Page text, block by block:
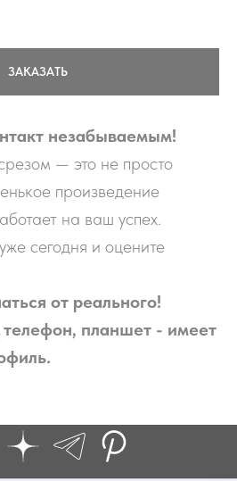
ЗАКАЗАТЬ
незабываемым!
— это не просто
произведение
на ваш успех.
сегодня и оцените
от реального!
планшет - имеет